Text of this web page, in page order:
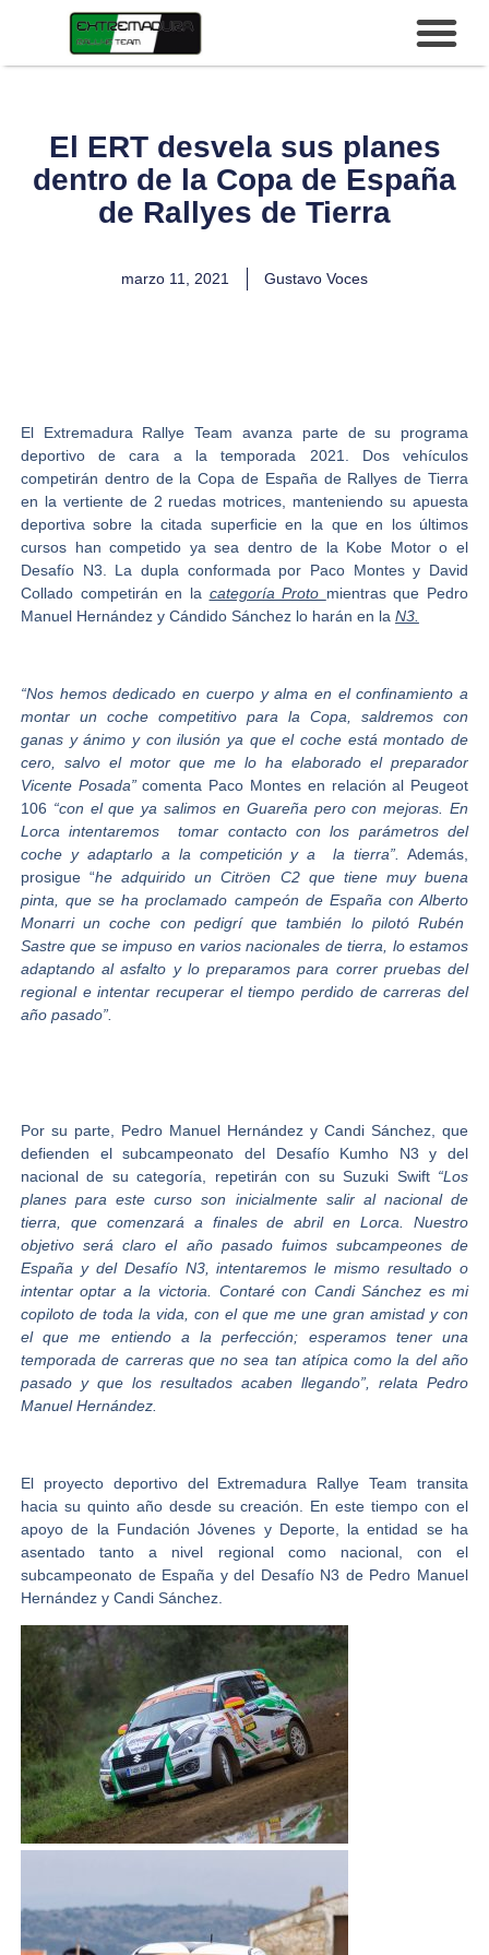
El ERT desvela sus planes
dentro de la Copa de España
de Rallyes de Tierra
marzo 11, 2021 Gustavo Voces
El Extremadura Rallye Team avanza parte de su programa
deportivo de cara a la temporada 2021. Dos vehículos
competirán dentro de laCopa de España de Rallyes de Tierra
en la vertiente de 2 ruedas motrices, manteniendo su apuesta
deportiva sobre la citada superficie en la que en los últimos
cursos han competido ya sea dentro de la Kobe Motor o el
Desafío N3. La dupla conformada por Paco Montes y David
Colladocompetirán en la categoría Proto mientras que Pedro
Manuel Hernández y Cándido Sánchez lo harán en la N3.
“Nos hemos dedicado en cuerpo y alma en el confinamiento a
montar un coche competitivo para la Copa, saldremos con
ganas y ánimo y con ilusión ya que el coche está montado de
cero, salvo el motor que me lo ha elaborado el preparador
Vicente Posada”comenta Paco Montes en relación al Peugeot
106 “con el que ya salimos en Guareña pero con mejoras. En
Lorca intentaremos tomar contacto con los parámetros del
coche y adaptarlo a la competición y a la tierra”.
Además,
prosigue “he adquirido un Citröen C2 que tiene muy buena
pinta, que se ha proclamado campeón de España con Alberto
Monarri un coche con pedigrí que también lo pilotó Rubén
Sastre que se impuso en varios nacionales de tierra, lo estamos
adaptando al asfalto y lo preparamos para correr pruebas del
regional e intentar recuperar el tiempo perdido de carreras del
año pasado”.
Por su parte, Pedro Manuel Hernández y Candi Sánchez , que
defienden el subcampeonato del Desafío Kumho N3 y del
nacional de su categoría, repetirán con suSuzuki Swift “Los
planes para este curso son inicialmente salir al nacional de
tierra, que comenzará a finales de abril en Lorca. Nuestro
objetivo será claro el año pasado fuimos subcampeones de
España y del Desafío N3, intentaremos le mismo resultado o
intentar optar a la victoria. Contaré con Candi Sánchez es mi
copiloto de toda la vida, con el que me une gran amistad y con
el que me entiendo a la perfección; esperamos tener una
temporada de carreras que no sea tan atípica como la del año
pasado y que los resultados acaben llegando”, relata Pedro
Manuel Hernández.
El proyecto deportivo del Extremadura Rallye Team transita
hacia su quinto año desde su creación. En este tiempo con el
apoyo de la Fundación Jóvenes y Deporte, la entidad se ha
asentado tanto a nivel regional como nacional, con el
subcampeonato de España y del Desafío N3 de Pedro Manuel
Hernández y Candi Sánchez.